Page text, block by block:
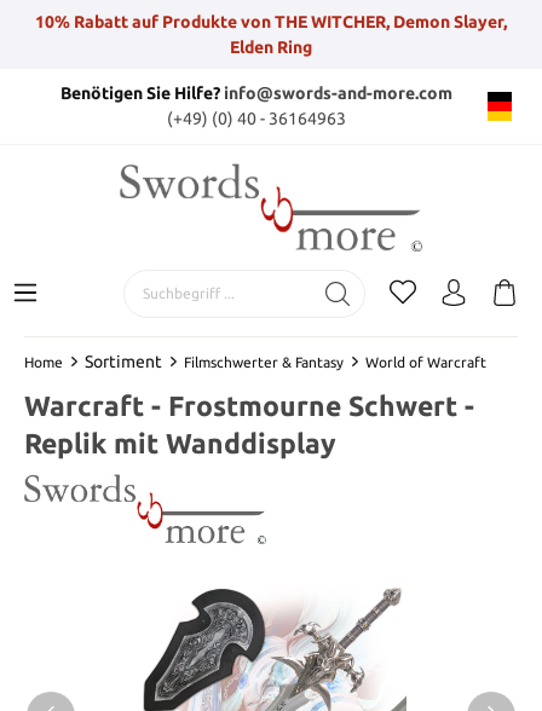
10% Rabatt auf Produkte von THE WITCHER, Demon Slayer,
Elden Ring
Benötigen Sie Hilfe?info@swords-and-more.com
(+49) (0) 40 - 36164963
Home Sortiment Filmschwerter & Fantasy World of Warcraft
Warcraft - Frostmourne Schwert -
Replik mit Wanddisplay